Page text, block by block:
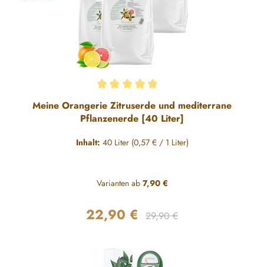
Durchschnittliche Bewertung von 5 von 5 Sternen
Meine Orangerie Zitruserde und mediterrane
Pflanzenerde [40 Liter]
Inhalt: 40 Liter (0,57 € / 1 Liter)
Varianten ab7,90 €
Verkaufspreis:
22,90 € Regulärer Preis:
29,90 €